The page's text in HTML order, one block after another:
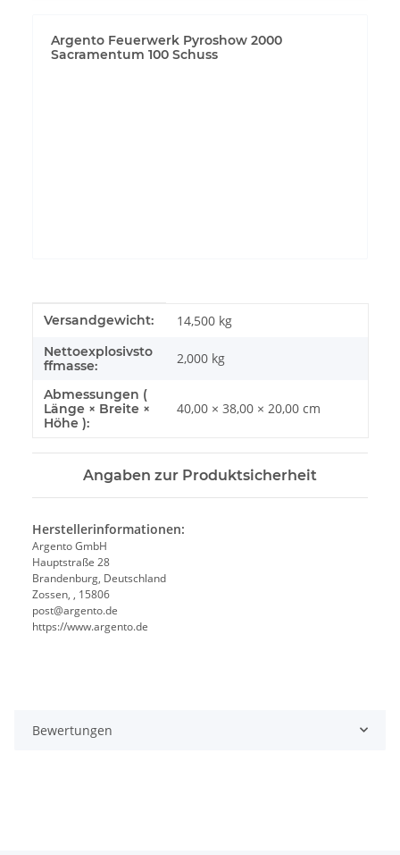
Argento Feuerwerk Pyroshow 2000
Sacramentum 100 Schuss
Produkteigenschaft
Wert
Versandgewicht: 14,500 kg
Nettoexplosivsto
ffmasse:
2,000 kg
Abmessungen (
Länge × Breite ×
Höhe ):
40,00 × 38,00 × 20,00 cm
Angaben zur Produktsicherheit
Herstellerinformationen:
Argento GmbH
Hauptstraße 28
Brandenburg, Deutschland
Zossen, , 15806
post@argento.de
https://www.argento.de
Bewertungen